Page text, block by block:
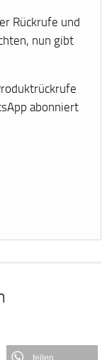
Rückrufe und
nun gibt
abonniert